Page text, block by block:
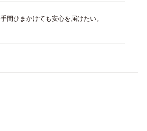
手間ひまかけても安心を届けたい。